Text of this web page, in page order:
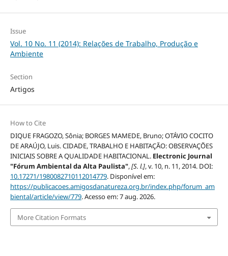
Issue
Vol. 10 No. 11 (2014): Relações de Trabalho, Produção e
Ambiente
Section
Artigos
How to Cite
DIQUE FRAGOZO, Sônia; BORGES MAMEDE, Bruno; OTÁVIO COCITO
DE ARAÚJO, Luis. CIDADE, TRABALHO E HABITAÇÃO: OBSERVAÇÕES
INICIAIS SOBRE A QUALIDADE HABITACIONAL. Electronic Journal
"Fórum Ambiental da Alta Paulista",[S. l.], v. 10, n. 11, 2014. DOI:
10.17271/1980082710112014779. Disponível em:
https://publicacoes.amigosdanatureza.org.br/index.php/forum_am
biental/article/view/779. Acesso em: 7 aug. 2026.
More Citation Formats